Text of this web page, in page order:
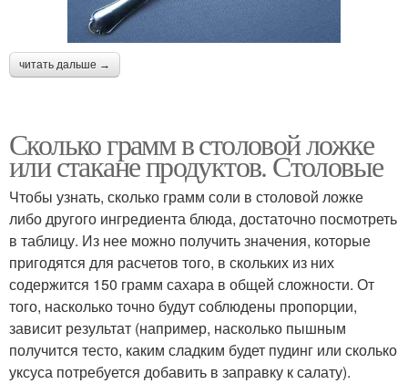
читать дальше →
Сколько грамм в столовой ложке
или стакане продуктов. Столовые
Чтобы узнать, сколько грамм соли в столовой ложке
либо другого ингредиента блюда, достаточно посмотреть
в таблицу. Из нее можно получить значения, которые
пригодятся для расчетов того, в скольких из них
содержится 150 грамм сахара в общей сложности. От
того, насколько точно будут соблюдены пропорции,
зависит результат (например, насколько пышным
получится тесто, каким сладким будет пудинг или сколько
уксуса потребуется добавить в заправку к салату).